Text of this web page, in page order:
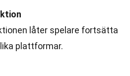
låter spelare fortsätta
plattformar.